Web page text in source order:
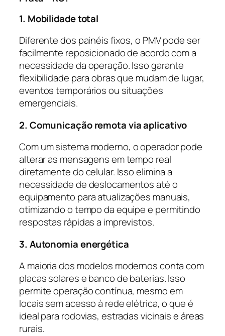
1. Mobilidade total
Diferente dos painéis fixos, o PMV pode ser
facilmente reposicionado de acordo com a
necessidade da operação. Isso garante
flexibilidade para obras que mudam de lugar,
eventos temporários ou situações
emergenciais.
2. Comunicação remota via aplicativo
Com um sistema moderno, o operador pode
alterar as mensagens em tempo real
diretamente do celular. Isso elimina a
necessidade de deslocamentos até o
equipamento para atualizações manuais,
otimizando o tempo da equipe e permitindo
respostas rápidas a imprevistos.
3. Autonomia energética
A maioria dos modelos modernos conta com
placas solares e banco de baterias. Isso
permite operação contínua, mesmo em
locais sem acesso à rede elétrica, o que é
ideal para rodovias, estradas vicinais e áreas
rurais.